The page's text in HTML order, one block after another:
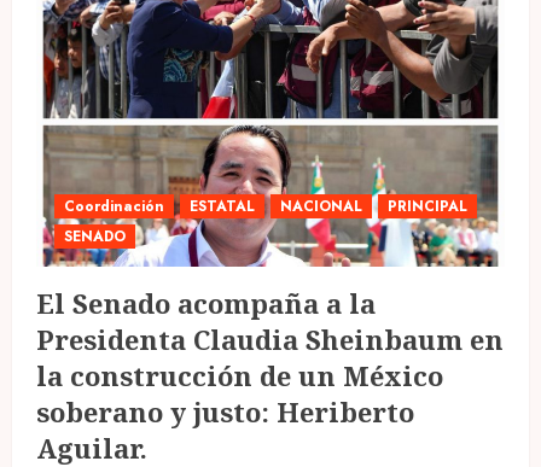
Coordinación ESTATAL NACIONAL
PRINCIPAL
SENADO
El Senado acompaña a la
Presidenta Claudia Sheinbaum en
la construcción de un México
soberano y justo: Heriberto
Aguilar.